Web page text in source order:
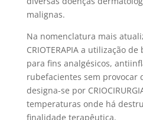
malignas.
Na nomenclatura mais
CRIOTERAPIA a utilização
para fins analgésicos,
rubefacientes sem provocar
designa-se por
temperaturas onde há
finalidade terapêutica.